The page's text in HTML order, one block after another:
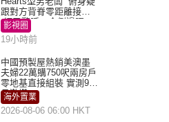
跟對方背脊零距離接觸
網民驚呼：企側邊唔
得？
影視圈
19小時前
中國預製屋熱銷美澳墨
夫婦22萬購750呎兩房戶
零地基直接組裝 實測9個
月激讚
海外置業
2026-08-06 06:00 HKT